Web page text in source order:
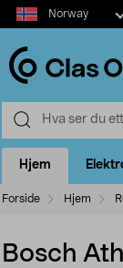
Select
market
Norway
Hjem
Forside Hjem
Bosch